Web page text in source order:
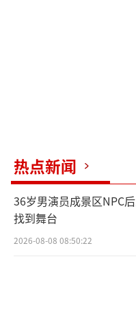
热点新闻
36岁男演员成景区NPC
找到舞台
2026-08-08 08:50:22